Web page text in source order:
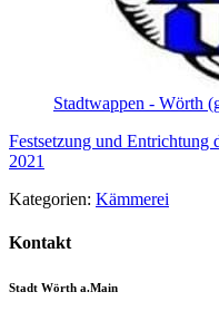
Stadtwappen - Wörth
Festsetzung und Entrichtung
2021
Kategorien: Kämmerei
Kontakt
Stadt Wörth a.Main